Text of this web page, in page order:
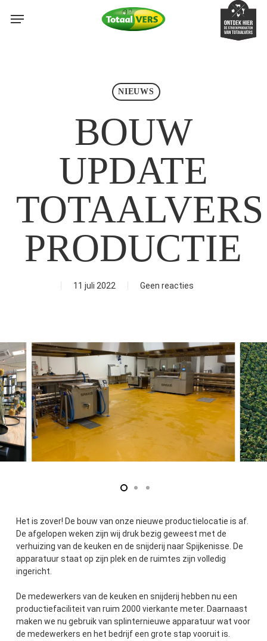
search
Menu
NIEUWS
BOUW
UPDATE
TOTAALVERS
PRODUCTIE
11 juli 2022 Geen reacties
Het is zover! De bouw van onze nieuwe productielocatie is af.
De afgelopen weken zijn wij druk bezig geweest met de
verhuizing van de keuken en de snijderij naar Spijkenisse. De
apparatuur staat op zijn plek en de ruimtes zijn volledig
ingericht.
De medewerkers van de keuken en snijderij hebben nu een
productiefaciliteit van ruim 2000 vierkante meter. Daarnaast
maken we nu gebruik van splinternieuwe apparatuur wat voor
de medewerkers en het bedrijf een grote stap vooruit is.